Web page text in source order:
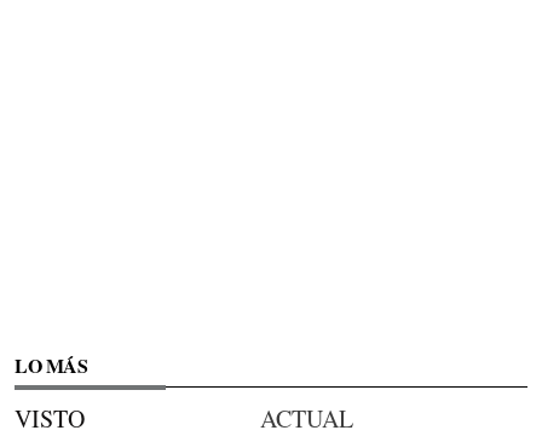
LO MÁS
VISTO ACTUAL